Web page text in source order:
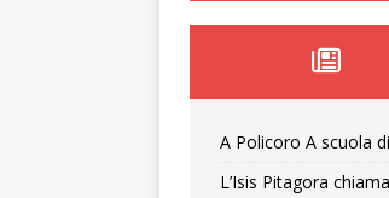
A Policoro A scuola
L’Isis Pitagora